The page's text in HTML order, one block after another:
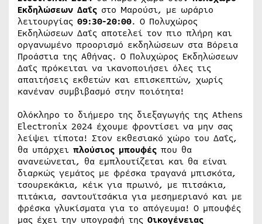
Εκδηλώσεων Δαΐς στο Μαρούσι, με ωράριο
λειτουργίας 09:30-20:00. Ο Πολυχώρος
Εκδηλώσεων Δαΐς αποτελεί τον πιο πλήρη και
οργανωμένο προορισμό εκδηλώσεων στα Βόρεια
Προάστια της Αθήνας. Ο Πολυχώρος Εκδηλώσεων
Δαΐς πρόκειται να ικανοποιήσει όλες τις
απαιτήσεις εκθετών και επισκεπτών, χωρίς
κανέναν συμβιβασμό στην ποιότητα!
Ολόκληρο το διήμερο της διεξαγωγής της Athens
Electronix 2024 έχουμε φροντίσει να μην σας
λείψει τίποτα! Στον εκθεσιακό χώρο του Δαΐς,
θα υπάρχει πλούσιος μπουφές που θα
ανανεώνεται, θα εμπλουτίζεται και θα είναι
διαρκώς γεμάτος με φρέσκα τραγανά μπισκότα,
τσουρεκάκια, κέικ για πρωινό, με πιτσάκια,
πιτάκια, σαντουϊτσάκια για μεσημεριανό και με
φρέσκα γλυκίσματα για το απόγευμα! Ο μπουφές
μας έχει την υπογραφή της Οικογένειας